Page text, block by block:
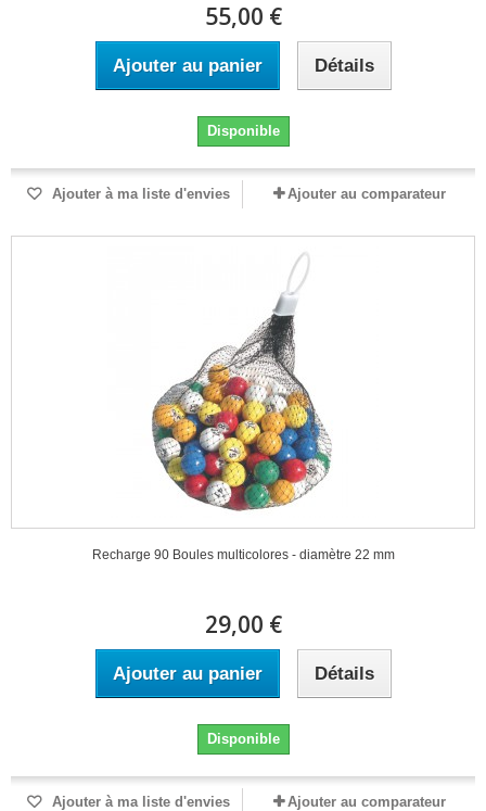
55,00 €
Ajouter au panier Détails
Disponible
Ajouter à ma liste d'envies Ajouter au comparateur
Recharge 90 Boules multicolores - diamètre 22 mm
29,00 €
Ajouter au panier Détails
Disponible
Ajouter à ma liste d'envies Ajouter au comparateur